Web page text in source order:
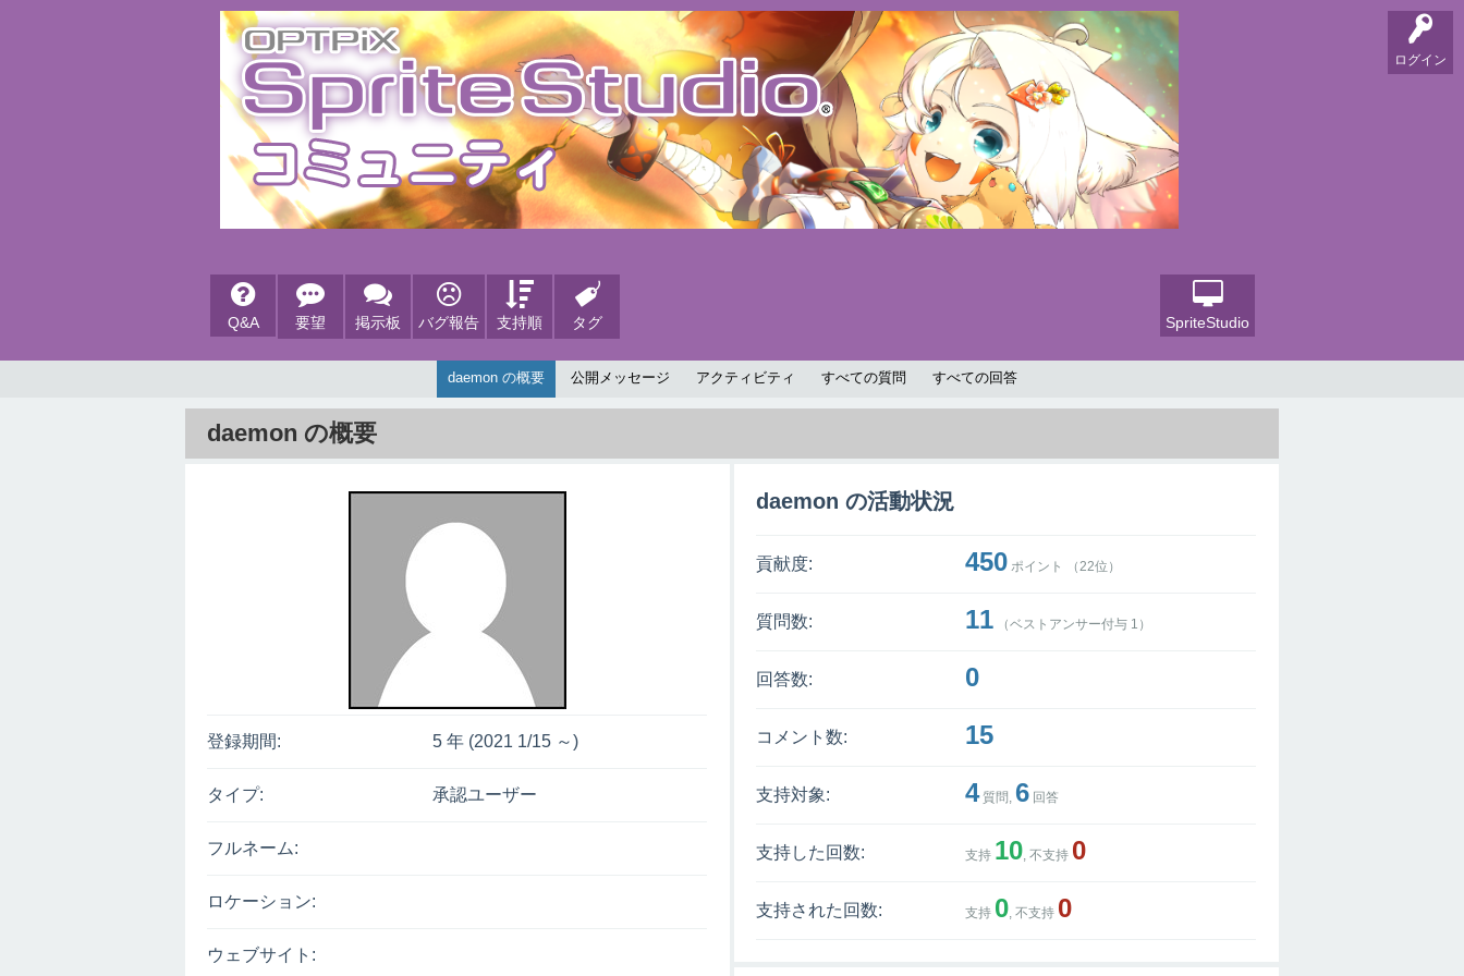
ログイン
Q&A 要望 掲示板 バグ報告 支持順 タグ SpriteStudio
daemon の概要 公開メッセージ アクティビティ すべての質問 すべての回答
daemon の概要
登録期間: 5 年 (2021 1/15 ～)
タイプ: 承認ユーザー
フルネーム:
ロケーション:
ウェブサイト:
daemon の活動状況
貢献度: 450 ポイント （ 22位）
質問数: 11 （ベストアンサー付与 1 ）
回答数: 0
コメント数: 15
支持対象: 4質問, 6 回答
支持した回数: 支持 10 , 不支持 0
支持された回数: 支持 0 , 不支持 0